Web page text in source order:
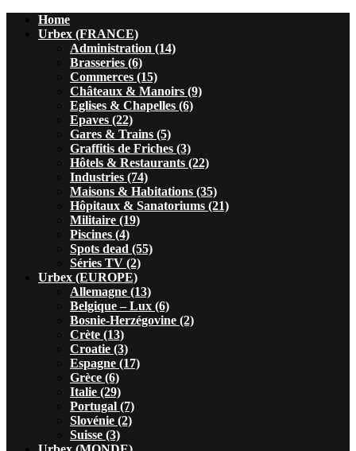
Home
Urbex (FRANCE)
Administration (14)
Brasseries (6)
Commerces (15)
Châteaux & Manoirs (9)
Eglises & Chapelles (6)
Epaves (22)
Gares & Trains (5)
Graffitis de Friches (3)
Hôtels & Restaurants (22)
Industries (74)
Maisons & Habitations (35)
Hôpitaux & Sanatoriums (21)
Militaire (19)
Piscines (4)
Spots dead (55)
Séries TV (2)
Urbex (EUROPE)
Allemagne (13)
Belgique – Lux (6)
Bosnie-Herzégovine (2)
Crète (13)
Croatie (3)
Espagne (17)
Grèce (6)
Italie (29)
Portugal (7)
Slovénie (2)
Suisse (3)